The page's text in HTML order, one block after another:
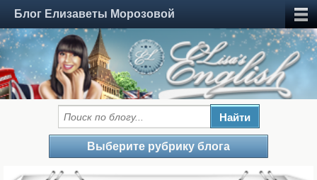
Блог Елизаветы Морозовой
Выберите рубрику блога